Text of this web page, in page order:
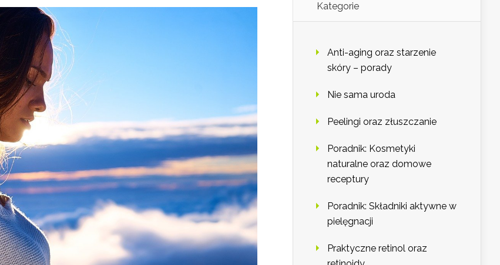
Kategorie
Anti-aging oraz starzenie
skóry – porady
Nie sama uroda
Peelingi oraz złuszczanie
Poradnik: Kosmetyki
naturalne oraz domowe
receptury
Poradnik: Składniki aktywne w
pielęgnacji
Praktyczne retinol oraz